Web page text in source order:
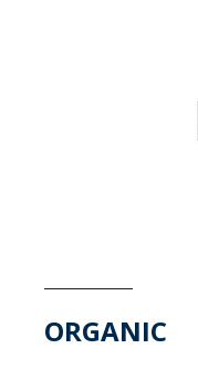
ORGANIC